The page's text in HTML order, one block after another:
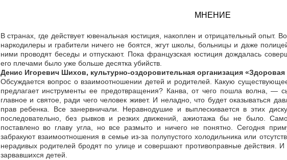
МНЕНИЕ
В странах, где действует ювенальная юстиция, накоплен и отрицательный опыт.
наркодилеры и грабители ничего не боятся, жгут школы, больницы и даже
ними проводят беседы и отпускают. Пока французская юстиция дождалась
его плечами было уже больше десятка убийств.
Денис Игоревич Шихов, культурно-оздоровительная организация «Здоровая
Обсуждается вопрос о взаимоотношении детей и родителей. Какую существующее
предлагает инструменты ее предотвращения? Канва, от чего пошла волна, —
главное и святое, ради чего человек живет. И неладно, что будет оказываться
прав ребенка. Все занервничали. Неравнодушие и выплескивается в этих
последовательно, без рывков и резких движений, ажиотажа бы не было.
поставлено во главу угла, но все размыто и ничего не понятно. Сегодня
забракуют взаимоотношения в семье из-за полупустого холодильника или
нерадивых родителей бродят по улице и совершают противоправные действия. И
зарвавшихся детей.